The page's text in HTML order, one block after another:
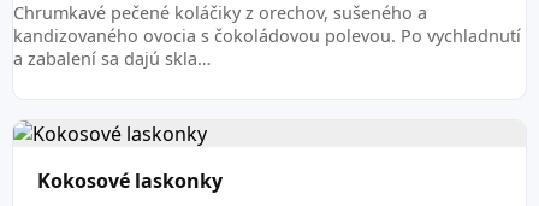
Chrumkavé pečené koláčiky z orechov, sušeného a
kandizovaného ovocia s čokoládovou polevou. Po vychladnutí
a zabalení sa dajú skla…
Kokosové laskonky